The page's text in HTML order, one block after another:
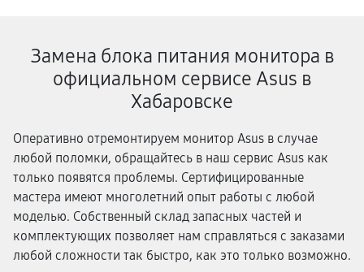
Замена блока питания монитора в
официальном сервисе Asus в
Хабаровске
Оперативно отремонтируем монитор Asus в случае
любой поломки, обращайтесь в наш сервис Asus как
только появятся проблемы. Сертифицированные
мастера имеют многолетний опыт работы с любой
моделью. Собственный склад запасных частей и
комплектующих позволяет нам справляться с заказами
любой сложности так быстро, как это только возможно.